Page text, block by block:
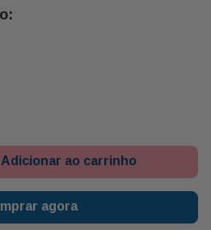
Santista 313 Toys
Adicionar ao carrinho
agora